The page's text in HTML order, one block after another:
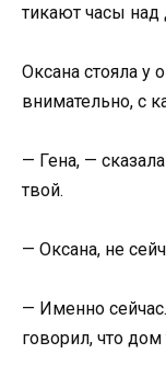
тикают часы
Оксана стояла у
внимательно, с
— Гена, —
твой.
— Оксана, не
— Именно
говорил, что дом